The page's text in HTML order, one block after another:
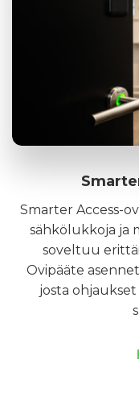
Smarter Access-
sähkölukkoja ja
soveltuu
Ovipääte
josta